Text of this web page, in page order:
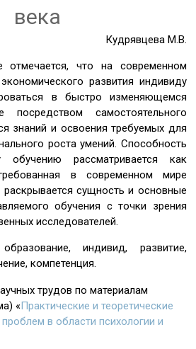
века
Кудрявцева М.В.
отмечается, что на современном
развития индивиду
в быстро изменяющемся
самостоятельного
знаний и освоения требуемых для
роста умений. Способность
обучению рассматривается как
в современном мире
раскрывается сущность и основные
обучения с точки зрения
исследователей.
образование, индивид, развитие,
компетенция.
трудов по материалам
«Практические и теоретические
в области психологии и